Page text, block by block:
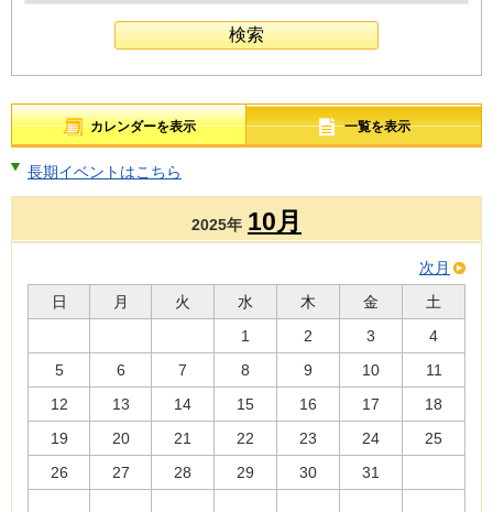
カレンダーを表示 一覧を表示
長期イベントはこちら
2025年 10月
次月
日
月 火 水 木 金
土
1
2 3
4
5
6 7 8 9 10
11
12
13 14 15 16 17
18
19
20 21 22 23 24
25
26
27 28 29 30 31